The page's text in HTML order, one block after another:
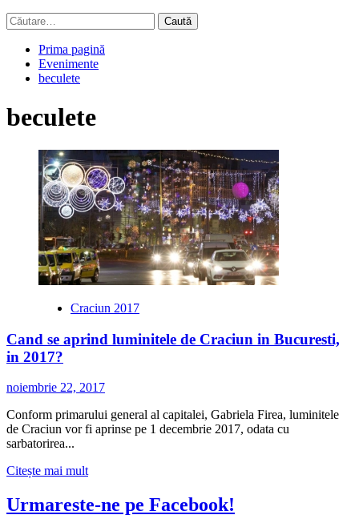
Caută
după:
Prima pagină
Evenimente
beculete
beculete
Craciun 2017
Cand se aprind luminitele de Craciun in Bucuresti,
in 2017?
noiembrie 22, 2017
Conform primarului general al capitalei, Gabriela Firea, luminitele
de Craciun vor fi aprinse pe 1 decembrie 2017, odata cu
sarbatorirea...
Citește mai multCitește
despre
Urmareste-ne pe Facebook!